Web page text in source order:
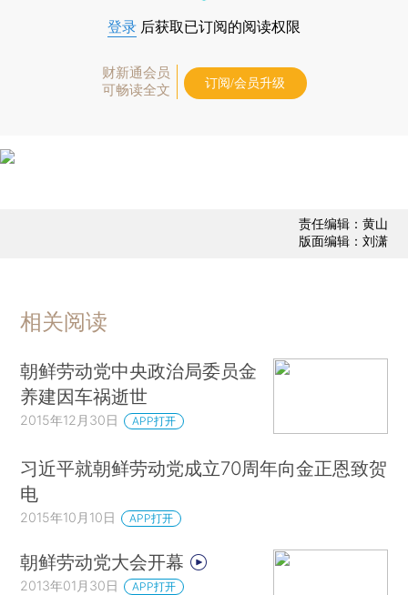
登录 后获取已订阅的阅读权限
财新通会员
可畅读全文
订阅/会员升级
责任编辑：黄山
版面编辑：刘潇
相关阅读
朝鲜劳动党中央政治局委员金
养建因车祸逝世
2015年12月30日 APP打开
习近平就朝鲜劳动党成立70周年向金正恩致贺
电
2015年10月10日 APP打开
朝鲜劳动党大会开幕
2013年01月30日 APP打开